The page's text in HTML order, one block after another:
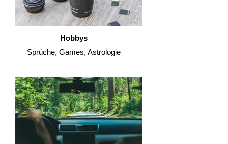
Hobbys
Sprüche, Games, Astrologie